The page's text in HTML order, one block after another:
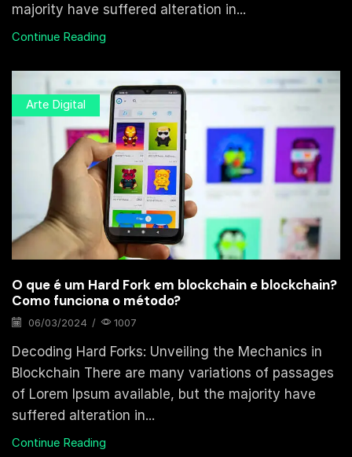
majority have suffered alteration in...
Continue Reading
Arte Digital
O que é um Hard Fork em blockchain e blockchain?
Como funciona o método?
06/03/2024 / 1007
Decoding Hard Forks: Unveiling the Mechanics in
Blockchain There are many variations of passages
of Lorem Ipsum available, but the majority have
suffered alteration in...
Continue Reading